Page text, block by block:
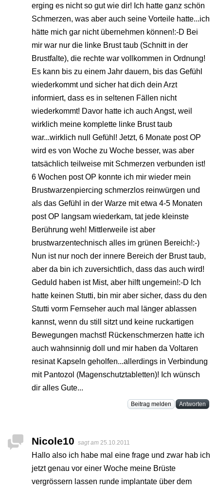
erging es nicht so gut wie dir! Ich hatte ganz schön
Schmerzen, was aber auch seine Vorteile hatte...ich
hätte mich gar nicht übernehmen können!:-D Bei
mir war nur die linke Brust taub (Schnitt in der
Brustfalte), die rechte war vollkommen in Ordnung!
Es kann bis zu einem Jahr dauern, bis das Gefühl
wiederkommt und sicher hat dich dein Arzt
informiert, dass es in seltenen Fällen nicht
wiederkommt! Davor hatte ich auch Angst, weil
wirklich meine komplette linke Brust taub
war...wirklich null Gefühl! Jetzt, 6 Monate post OP
wird es von Woche zu Woche besser, was aber
tatsächlich teilweise mit Schmerzen verbunden ist!
6 Wochen post OP konnte ich mir wieder mein
Brustwarzenpiercing schmerzlos reinwürgen und
als das Gefühl in der Warze mit etwa 4-5 Monaten
post OP langsam wiederkam, tat jede kleinste
Berührung weh! Mittlerweile ist aber
brustwarzentechnisch alles im grünen Bereich!:-)
Nun ist nur noch der innere Bereich der Brust taub,
aber da bin ich zuversichtlich, dass das auch wird!
Geduld haben ist Mist, aber hilft ungemein!:-D Ich
hatte keinen Stutti, bin mir aber sicher, dass du den
Stutti vorm Fernseher auch mal länger ablassen
kannst, wenn du still sitzt und keine ruckartigen
Bewegungen machst! Rückenschmerzen hatte ich
auch wahnsinnig doll und mir haben da Voltaren
resinat Kapseln geholfen...allerdings in Verbindung
mit Pantozol (Magenschutztabletten)! Ich wünsch
dir alles Gute...
Beitrag melden Antworten
Nicole10 sagt am 25.10.2011
Hallo also ich habe mal eine frage und zwar hab ich
jetzt genau vor einer Woche meine Brüste
vergrössern lassen runde implantate über dem